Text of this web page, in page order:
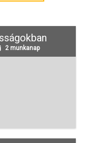
2 munkanap